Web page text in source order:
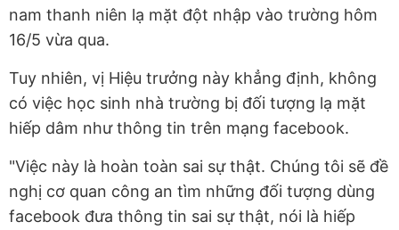
nam thanh niên lạ mặt đột nhập vào trường hôm
16/5 vừa qua.
Tuy nhiên, vị Hiệu trưởng này khẳng định, không
có việc học sinh nhà trường bị đối tượng lạ mặt
hiếp dâm như thông tin trên mạng facebook.
"Việc này là hoàn toàn sai sự thật. Chúng tôi sẽ đề
nghị cơ quan công an tìm những đối tượng dùng
facebook đưa thông tin sai sự thật, nói là hiếp